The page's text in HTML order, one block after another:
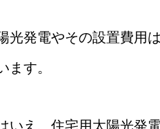
光発電やその設置費用
ます。
いえ、住宅用太陽光発